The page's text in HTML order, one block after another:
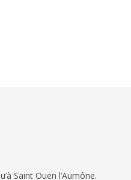
Saint Ouen l’Aumône.